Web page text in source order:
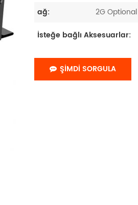
ağ:
2G Optional
İsteğe bağlı Aksesuarlar:
ŞIMDI SORGULA